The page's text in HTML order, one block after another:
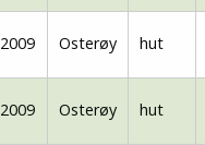
2009 Osterøy hut
2009 Osterøy hut